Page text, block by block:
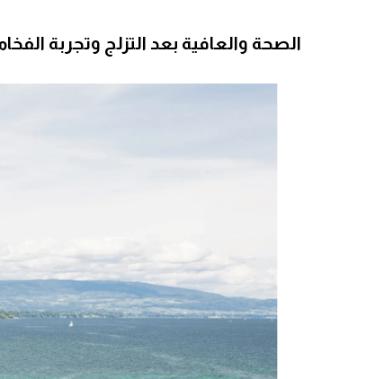
الصحة والعافية بعد التزلج وتجربة